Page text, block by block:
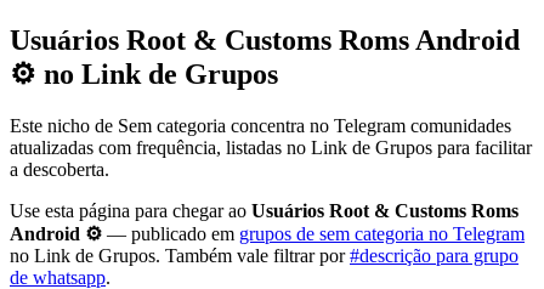
Usuários Root & Customs Roms Android
⚙️ no Link de Grupos
Este nicho de Sem categoria concentra no Telegram comunidades
atualizadas com frequência, listadas no Link de Grupos para facilitar
a descoberta.
Use esta página para chegar ao Usuários Root & Customs Roms
Android ⚙️ — publicado em grupos de sem categoria no Telegram
no Link de Grupos. Também vale filtrar por#descrição para grupo
de whatsapp.